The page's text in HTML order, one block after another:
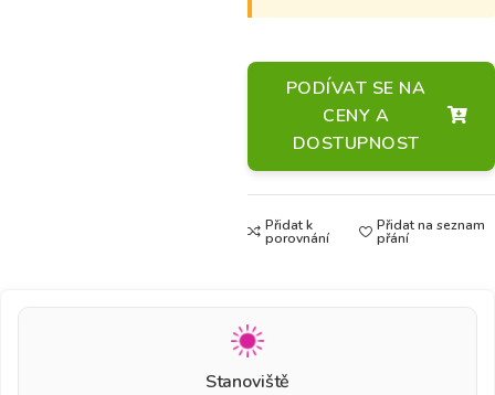
PODÍVAT SE NA
CENY A
DOSTUPNOST
Přidat k
porovnání
Přidat na seznam
přání
Stanoviště